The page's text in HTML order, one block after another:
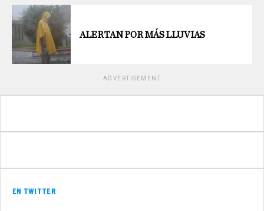
ALERTAN POR MÁS LLUVIAS
ADVERTISEMENT
EN TWITTER